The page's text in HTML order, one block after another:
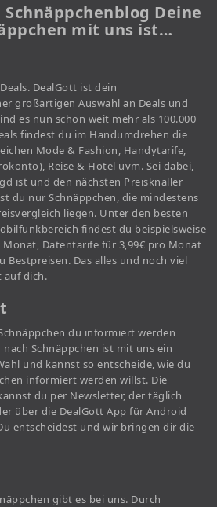
Deine
mit uns ist…
DealGott ist dein
großartigen Auswahl an Deals und
es nun schon weit mehr als 100.000
findest du im Handumdrehen die
Mode & Fashion, Handytarife,
Reise & Hotel uvm. Sei dabei,
ist und den nächsten Preisknaller
du nur Schnäppchen, die mindestens
liegen. Unter den besten
findest du beispielsweise
Datentarife für 3,99€ pro Monat
Bestpreisen. Das alles und noch viel
auf dich.
du informiert werden
Schnäppchen ist mit uns ein
und kannst so entscheide, wie du
informiert werden willst. Die
du per Newsletter, der täglich
über die DealGott App für Android
entscheidest und wir bringen dir die
gibt es bei uns. Durch